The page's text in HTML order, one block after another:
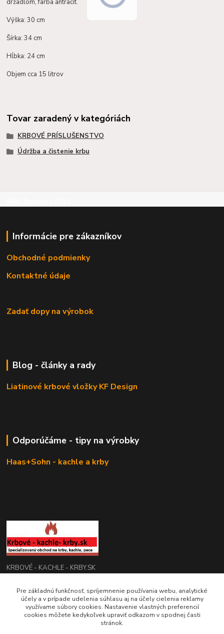
držadlom, farba antracit.
Výška: 30 cm
Šírka: 34 cm
Hĺbka: 24 cm
Objem cca 15 litrov
Tovar zaradený v kategóriách
KRBOVÉ PRÍSLUŠENSTVO
Údržba a čistenie krbu
Informácie pre zákazníkov
Obchodné podmienky
Kontaktné údaje
Zadať dopy na výrobok
Blog - články a rady
Liatinové krbové vložky KF Design
Odporúčáme - tipy na výrobky
Haas+Sohn - kachle a krby
KRBOVÉ - KACHLE - KRBY.SK
0949 476 255
08:00 - 17.00
Pre základnú funkčnosť, spríjemnenie používania webu, analytické
účely a v prípade udelenia súhlasu aj na účely cielenia reklamy
využívame súbory cookies. Nastavenie vlastných preferencií
cookies môžete kedykoľvek upraviť odkazom v spodnej časti
stránok.